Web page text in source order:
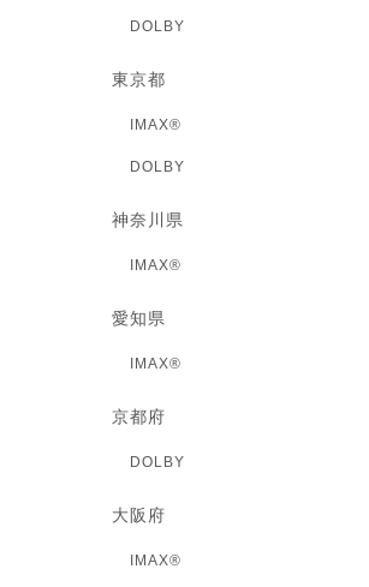
DOLBY
東京都
IMAX®
DOLBY
神奈川県
IMAX®
愛知県
IMAX®
京都府
DOLBY
大阪府
IMAX®